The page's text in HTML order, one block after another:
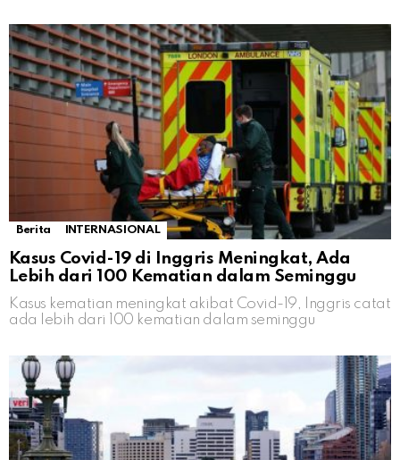
Berita INTERNASIONAL
Kasus Covid-19 di Inggris Meningkat, Ada
Lebih dari 100 Kematian dalam Seminggu
Kasus kematian meningkat akibat Covid-19, Inggris catat
ada lebih dari 100 kematian dalam seminggu